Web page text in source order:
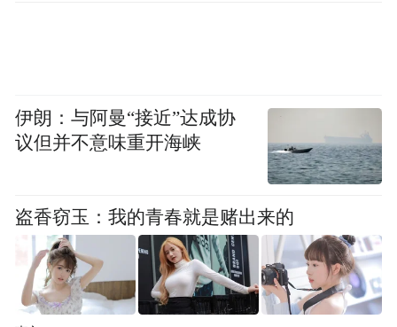
柘城县退役军人志愿者联合会常务副会长王
伊朗：与阿曼“接近”达成协
议但并不意味重开海峡
盗香窃玉：我的青春就是赌出来的